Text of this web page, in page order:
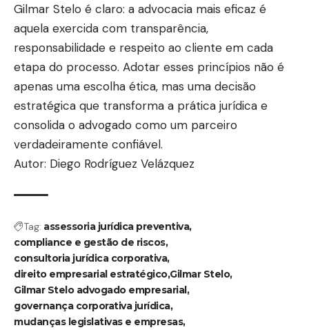
Gilmar Stelo é claro: a advocacia mais eficaz é
aquela exercida com transparência,
responsabilidade e respeito ao cliente em cada
etapa do processo. Adotar esses princípios não é
apenas uma escolha ética, mas uma decisão
estratégica que transforma a prática jurídica e
consolida o advogado como um parceiro
verdadeiramente confiável.
Autor: Diego Rodríguez Velázquez
Tag: assessoria jurídica preventiva
compliance e gestão de riscos
consultoria jurídica corporativa
direito empresarial estratégicoGilmar Stelo
Gilmar Stelo advogado empresarial
governança corporativa jurídica
mudanças legislativas e empresas